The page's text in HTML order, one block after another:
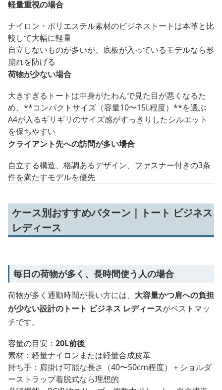
軽量重視の場合
ナイロン・ポリエステル素材のビジネストートは本革と比
較して大幅に軽量
自立しないものが多いが、底板が入っているモデルなら形
崩れを防げる
荷物が少ない場合
大きすぎるトートは中身がたわんで見た目が悪くなるた
め、**コンパクトサイズ（容量10〜15L程度）**を選ぶ
A4が入るギリギリのサイズ感がすっきりしたシルエット
を保ちやすい
クライアント先への訪問が多い場合
自立する構造、格調あるデザイン、ファスナー付きの3条
件を満たすモデルを優先
ケース別おすすめパターン｜トート ビジネス
レディース
毎日の荷物が多く、長時間使う人の場合
荷物が多く通勤時間が長い方には、 大容量かつ肩への負担
が少ない設計のトート ビジネス レディースがベストマッ
チです。
容量の目安： 20L前後
素材：軽量ナイロンまたは軽量合成皮革
持ち手：肩掛け可能な長さ（40〜50cm程度）＋ショルダ
ーストラップ着脱式なら理想的